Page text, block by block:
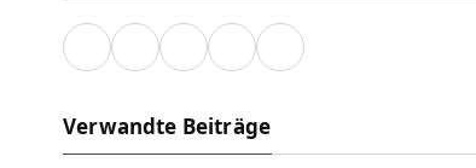
Verwandte Beiträge